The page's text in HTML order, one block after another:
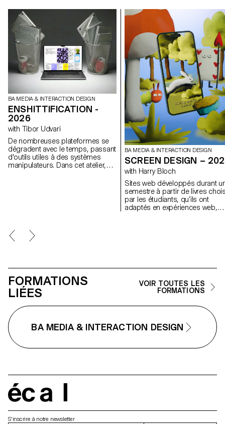
BA MEDIA & INTERACTION DESIGN
ENSHITTIFICATION -
2026
with Tibor Udvari
De nombreuses plateformes se
dégradent avec le temps, passant
d'outils utiles à des systèmes
manipulateurs. Dans cet atelier,
de révéler les logiques sous-
jacentes.
BA MEDIA & INTERACTION DESIGN
SCREEN DESIGN –
with Harry Bloch
Sites web développés durant
semestre à partir de livres
par les étudiants, qu’ils ont
adaptés en expériences web,
FORMATIONS
LIÉES
VOIR TOUTES LES
FORMATIONS
BA MEDIA & INTERACTION DESIGN
S'inscrire à notre newsletter